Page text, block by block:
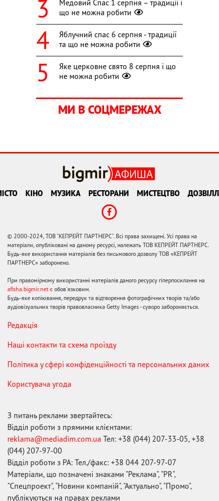
Медовий Спас 1 серпня – традиції і
що не можна робити
Яблучний спас 6 серпня - традиції
та що не можна робити
Яке церковне свято 8 серпня і що
не можна робити
МИ В СОЦМЕРЕЖАХ
КІНО МУЗИКА РЕСТОРАНИ МИСТЕЦТВО
© 2000-2024, ТОВ "КЕПРЕЙТ ПАРТНЕРС". Всі права захищені. Усі права на
матеріали, опубліковані на даному ресурсі, належать ТОВ КЕПРЕЙТ ПАРТНЕРС.
Будь-яке використання матеріалів без письмового дозволу ТОВ «КЕПРЕЙТ
ПАРТНЕРС» заборонено.
При правомірному використанні матеріалів даного ресурсу гіперпосилання на
afisha.bigmir.net є обов'язковим.
Будь-яке копіювання, передрук та відтворення фотографічних творів та/або
аудіовізуальних творів правовласника Getty Images - суворо забороняється.
Редакція
Наші контакти та схема проїзду
Політика у сфері конфіденційності та персональних даних
Користувача угода
З питань реклами звертайтесь:
Відділ роботи з прямими клієнтами:
reklama@mediadim.com.ua Тел: +38 (044) 207-33-05, +38
(044) 207-97-00
Відділ роботи з РА: Тел./факс: +38 044 207-97-07
Матеріали, що позначені знаками "Реклама", "PR",
"Спецпроект", "Новини компаній", "Актуально", "Промо",
публікуються на правах реклами